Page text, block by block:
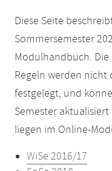
Diese Seite
Sommersemester
Modulhandbuch.
Regeln werden
festgelegt, und
Semester
liegen im Online-
WiSe 2016/17